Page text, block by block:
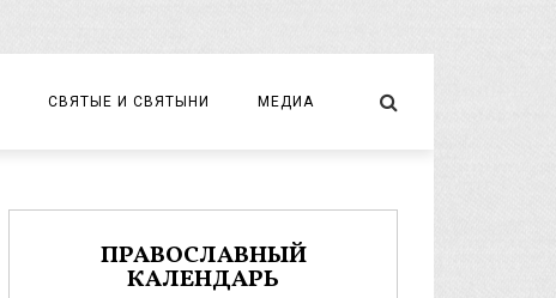
СВЯТЫЕ И СВЯТЫНИ МЕДИА
ФОТО
ПРАВОСЛАВНЫЙ
КАЛЕНДАРЬ